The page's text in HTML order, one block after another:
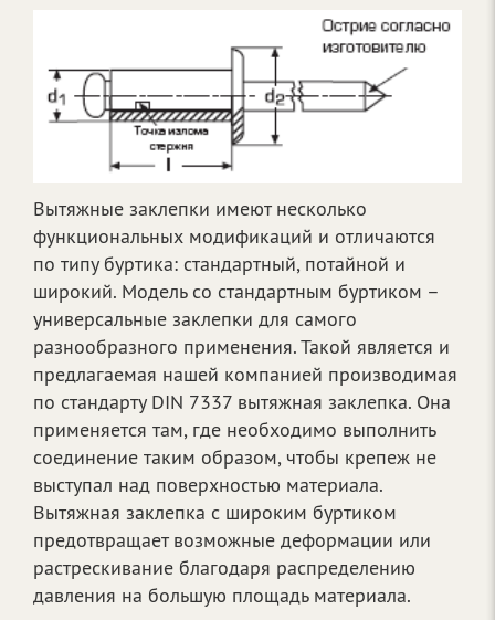
Вытяжные заклепки имеют несколько
функциональных модификаций и отличаются
по типу буртика: стандартный, потайной и
широкий. Модель со стандартным буртиком –
универсальные заклепки для самого
разнообразного применения. Такой является и
предлагаемая нашей компанией производимая
по стандарту DIN 7337 вытяжная заклепка. Она
применяется там, где необходимо выполнить
соединение таким образом, чтобы крепеж не
выступал над поверхностью материала.
Вытяжная заклепка с широким буртиком
предотвращает возможные деформации или
растрескивание благодаря распределению
давления на большую площадь материала.